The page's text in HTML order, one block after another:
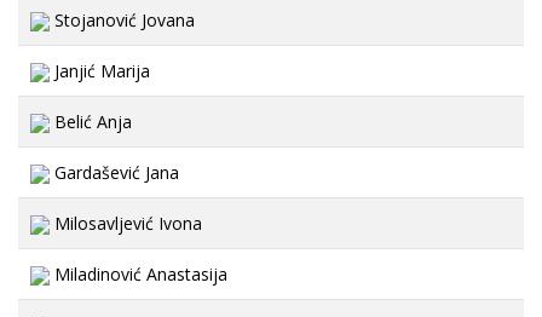
Stojanović Jovana
Janjić Marija
Belić Anja
Gardašević Jana
Milosavljević Ivona
Miladinović Anastasija